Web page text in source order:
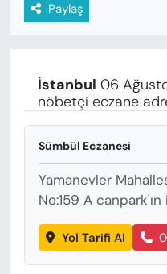
Paylaş
İstanbul 06
nöbetçi eczane
Sümbül Eczanesi
Yamanevler
No:159 A
Yol Tarifi Al
FAYDALI BİLGİLER
EĞİTİM
SAĞLIK
Haber Arşivi